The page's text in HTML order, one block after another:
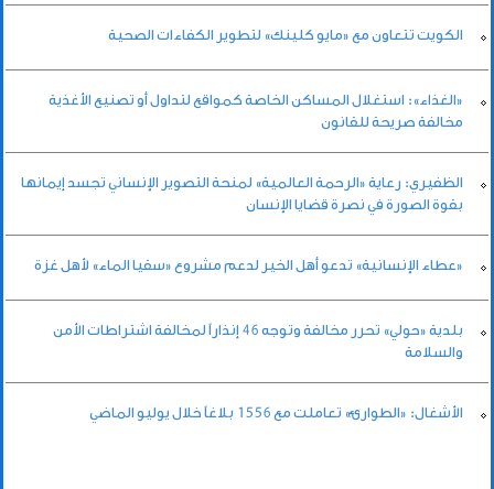
الكويت تتعاون مع «مايو كلينك» لتطوير الكفاءات الصحية
«الغذاء»: استغلال المساكن الخاصة كمواقع لتداول أو تصنيع الأغذية
مخالفة صريحة للقانون
الظفيري: رعاية «الرحمة العالمية» لمنحة التصوير الإنساني تجسد إيمانها
بقوة الصورة في نصرة قضايا الإنسان
«عطاء الإنسانية» تدعو أهل الخير لدعم مشروع «سقيا الماء» لأهل غزة
بلدية «حولي» تحرر مخالفة وتوجه 46 إنذاراً لمخالفة اشتراطات الأمن
والسلامة
الأشغال: «الطوارئ» تعاملت مع 1556 بلاغاً خلال يوليو الماضي